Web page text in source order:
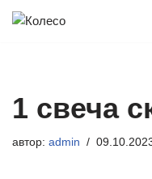
1 свеча
автор: admin